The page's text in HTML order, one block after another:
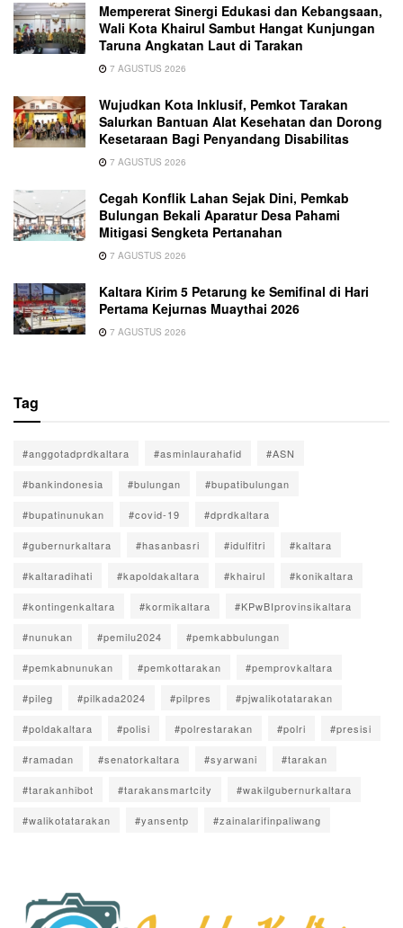
Mempererat Sinergi Edukasi dan Kebangsaan,
Wali Kota Khairul Sambut Hangat Kunjungan
Taruna Angkatan Laut di Tarakan
7 AGUSTUS 2026
Wujudkan Kota Inklusif, Pemkot Tarakan
Salurkan Bantuan Alat Kesehatan dan Dorong
Kesetaraan Bagi Penyandang Disabilitas
7 AGUSTUS 2026
Cegah Konflik Lahan Sejak Dini, Pemkab
Bulungan Bekali Aparatur Desa Pahami
Mitigasi Sengketa Pertanahan
7 AGUSTUS 2026
Kaltara Kirim 5 Petarung ke Semifinal di Hari
Pertama Kejurnas Muaythai 2026
7 AGUSTUS 2026
Tag
#anggotadprdkaltara #asminlaurahafid #ASN
#bankindonesia #bulungan #bupatibulungan
#bupatinunukan #covid-19 #dprdkaltara
#gubernurkaltara #hasanbasri #idulfitri #kaltara
#kaltaradihati #kapoldakaltara #khairul #konikaltara
#kontingenkaltara #kormikaltara #KPwBIprovinsikaltara
#nunukan #pemilu2024 #pemkabbulungan
#pemkabnunukan #pemkottarakan #pemprovkaltara
#pileg #pilkada2024 #pilpres #pjwalikotatarakan
#poldakaltara #polisi #polrestarakan #polri #presisi
#ramadan #senatorkaltara #syarwani #tarakan
#tarakanhibot #tarakansmartcity #wakilgubernurkaltara
#walikotatarakan #yansentp #zainalarifinpaliwang